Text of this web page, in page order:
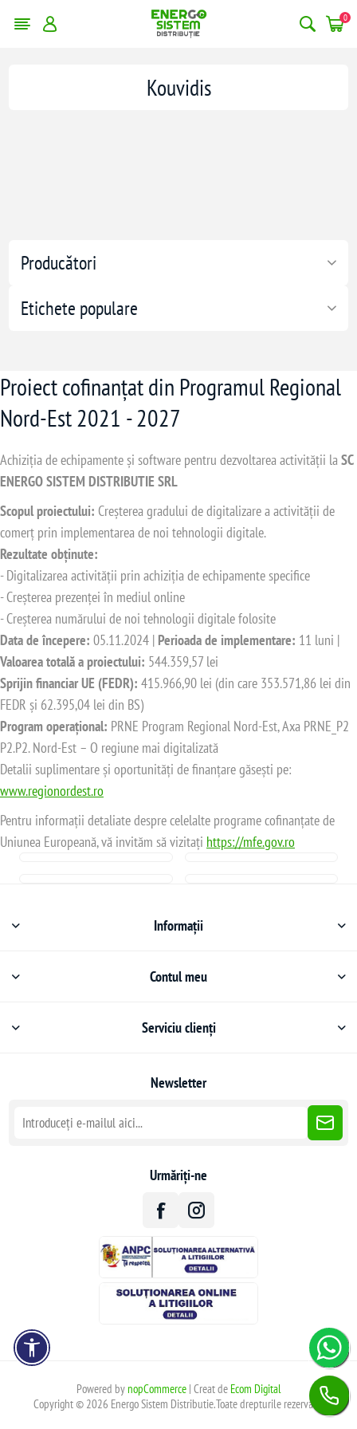
0
Producători
Etichete populare
Kouvidis
Proiect cofinanțat din Programul Regional
Nord-Est 2021 - 2027
Achiziția de echipamente și software pentru dezvoltarea activității laSC
ENERGO SISTEM DISTRIBUTIE SRL
Scopul proiectului: Creșterea gradului de digitalizare a activității de
comerț prin implementarea de noi tehnologii digitale.
Rezultate obținute:
- Digitalizarea activității prin achiziția de echipamente specifice
- Creșterea prezenței în mediul online
- Creșterea numărului de noi tehnologii digitale folosite
Data de începere: 05.11.2024 | Perioada de implementare: 11 luni |
Valoarea totală a proiectului: 544.359,57 lei
Sprijin financiar UE (FEDR): 415.966,90 lei (din care 353.571,86 lei din
FEDR și 62.395,04 lei din BS)
Program operațional: PRNE Program Regional Nord-Est, Axa PRNE_P2
P2.P2. Nord-Est – O regiune mai digitalizată
Detalii suplimentare și oportunități de finanțare găsești pe:
www.regionordest.ro
Pentru informații detaliate despre celelalte programe cofinanțate de
Uniunea Europeană, vă invităm să vizitați https://mfe.gov.ro
Informații
Contul meu
Serviciu clienți
Newsletter
Urmăriți-ne
Powered bynopCommerce| Creat de Ecom Digital
Copyright © 2026 Energo Sistem Distributie.Toate drepturile rezervate.